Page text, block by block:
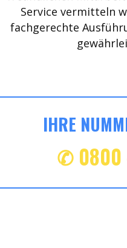
Service vermitteln
fachgerechte
IHRE
✆ 0800